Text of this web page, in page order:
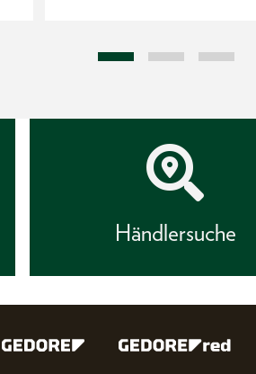
Händlersuche